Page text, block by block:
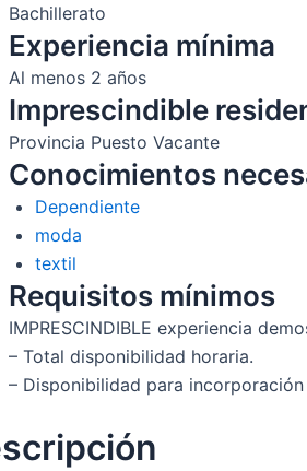
Bachillerato
Experiencia mínima
Al menos 2 años
Imprescindible
Provincia Puesto Vacante
Conocimientos
Dependiente
moda
textil
Requisitos mínimos
IMPRESCINDIBLE experiencia
– Total disponibilidad horaria.
– Disponibilidad para